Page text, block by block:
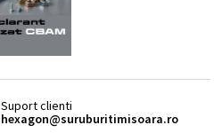
Suport clienti
hexagon@suruburitimisoara.ro